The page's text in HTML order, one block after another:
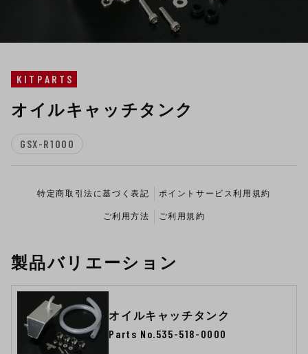
KITPARTS
オイルキャッチタンク
GSX-R1000
特定商取引法に基づく表記 ポイントサービス利用規約
ご利用方法 ご利用規約
製品バリエーション
オイルキャッチタンク
Parts No.535-518-0000